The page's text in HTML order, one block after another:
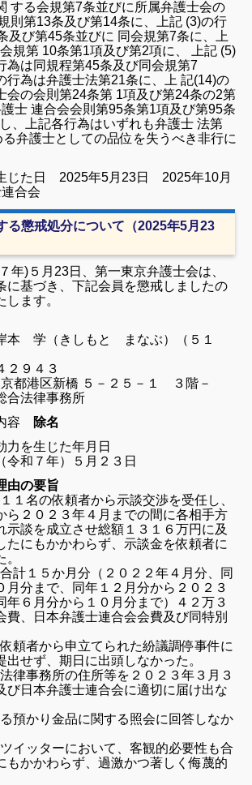
する会規第7条並びに所属弁護士会の
則第13条及び第14条に、上記 (3)の行
及び第45条並びに 同会規第7条に、上
規第 10条第1項及び第2項に、 上記 (5)
為は同規程第45条及び同会規第7
行為は弁護士法第21条に、上 記(14)の
会の会則第24条第 1項及び第24条の2第
士 連合会会則第95条第1項及び第95条
、上記各行為はいずれも弁護士 法第
弁護士としての品位を失うべき非行に
じた日 2025年5月23日 2025年10月
合会
る懲戒処分について（2025年5月23
年)５月23日、第一東京弁護士会は、
に基づき、下記会員を懲戒しましたの
します。
（きしもと まなぶ）（５１
９４３
港区新橋 ５－２５－１ ３階－
法律事務所
容 除名
を生じた年月日
和７年）５月２３日
由の要旨
１名の依頼者から示談交渉を受任し、
ら２０２３年４月までの間に各相手方
示談を成立させ総額１３１６万円に及
たにもかかわらず、示談金を依頼者に
計１５か月分（２０２２年４月分、同
月分まで、同年１２月分から２０２３
年６月分から１０月分まで）４２万３
費、日本弁護士連合会会費及び同特別
頼者から申立てられた紛議調停事件に
出せず、期日に出頭しなかった。
律事務所の住所等を２０２３年３月３
び日本弁護士連合会に適切に届け出な
預かり金品に関する照会に回答しなか
イッターにおいて、客観的必要性も合
もかかわらず、過激かつ著しく侮蔑的